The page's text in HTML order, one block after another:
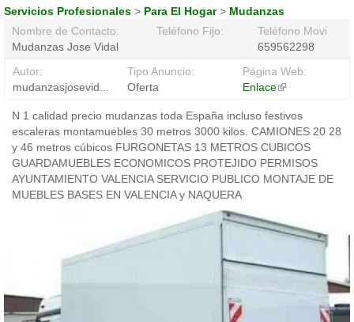
Servicios Profesionales > Para El Hogar> Mudanzas
Nombre de Contacto:
Mudanzas Jose Vidal
Teléfono Fijo:
Teléfono Movil:
659562298
Autor:
mudanzasjosevid...
Tipo Anuncio:
Oferta
Página Web:
Enlace(link
external)
N 1 calidad precio mudanzas toda España incluso festivos
escaleras montamuebles 30 metros 3000 kilos. CAMIONES 20 28
y 46 metros cúbicos FURGONETAS 13 METROS CUBICOS
GUARDAMUEBLES ECONOMICOS PROTEJIDO PERMISOS
AYUNTAMIENTO VALENCIA SERVICIO PUBLICO MONTAJE DE
MUEBLES BASES EN VALENCIA y NAQUERA